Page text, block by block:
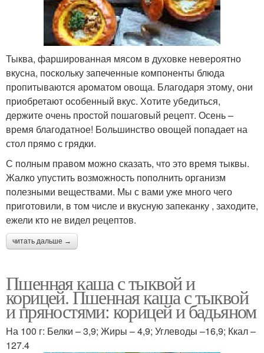
Каша на курином
бульоне
Приготовить гречка с
тыквой
Тыквы для организма Тыква в мультиварке
Тыква с мясом Тыква с фаршем
Запеченная тыква
Тыква, фаршированная мясом в духовке невероятно
вкусна, поскольку запеченные компоненты блюда
пропитываются ароматом овоща. Благодаря этому, они
приобретают особенный вкус. Хотите убедиться,
держите очень простой пошаговый рецепт. Осень –
время благодатное! Большинство овощей попадает на
стол прямо с грядки.
С полным правом можно сказать, что это время тыквы.
Жалко упустить возможность пополнить организм
полезными веществами. Мы с вами уже много чего
приготовили, в том числе и вкусную запеканку , заходите,
ежели кто не видел рецептов.
читать дальше →
Пшенная каша с тыквой и
корицей. Пшенная каша с тыквой
и пряностями: корицей и бадьяном
На 100 г: Белки – 3,9; Жиры – 4,9; Углеводы –16,9; Ккал –
127.4